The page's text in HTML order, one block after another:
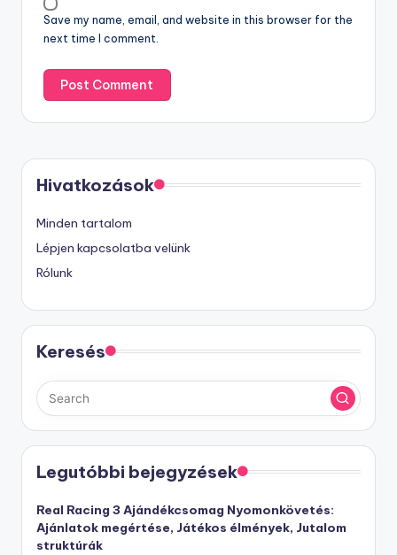
Save my name, email, and website in this browser for the
next time I comment.
Hivatkozások
Minden tartalom
Lépjen kapcsolatba velünk
Rólunk
Keresés
Legutóbbi bejegyzések
Real Racing 3 Ajándékcsomag Nyomonkövetés:
Ajánlatok megértése, Játékos élmények, Jutalom
struktúrák